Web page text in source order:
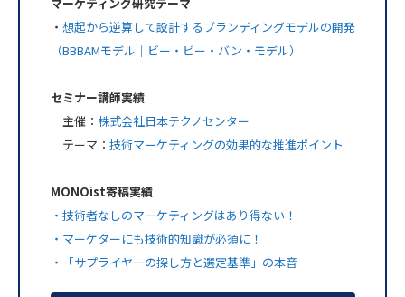
・ 想起から逆算して設計するブランディングモデルの開発
（BBBAMモデル｜ビー・ビー・バン・モデル）
セミナー講師実績
主催： 株式会社日本テクノセンター
テーマ： 技術マーケティングの効果的な推進ポイント
MONOist寄稿実績
・技術者なしのマーケティングはあり得ない！
・マーケターにも技術的知識が必須に！
・「サプライヤーの探し方と選定基準」の本音